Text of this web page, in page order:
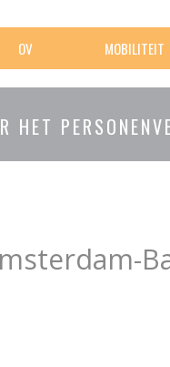
OV MOBILITEIT
HET